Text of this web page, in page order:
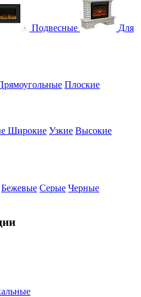
Подвесные
Для
Плоские
Широкие Узкие Высокие
Бежевые Серые Черные